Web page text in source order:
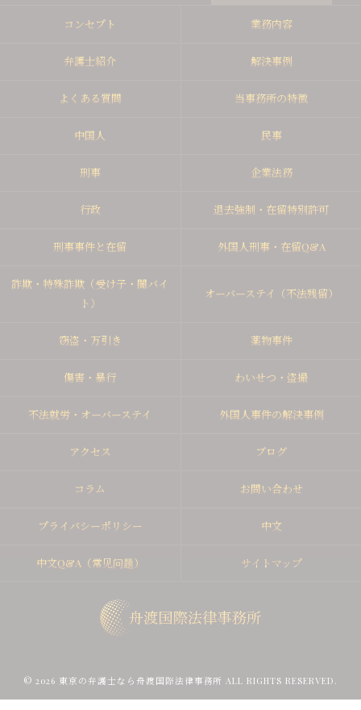
コンセプト 業務内容
弁護士紹介 解決事例
よくある質問 当事務所の特徴
中国人 民事
刑事 企業法務
行政 退去強制・在留特別許可
刑事事件と在留 外国人刑事・在留Q&A
詐欺・特殊詐欺（受け子・闇バイ
ト）
オーバーステイ（不法残留）
窃盗・万引き 薬物事件
傷害・暴行 わいせつ・盗撮
不法就労・オーバーステイ 外国人事件の解決事例
アクセス ブログ
コラム お問い合わせ
プライバシーポリシー 中文
中文Q&A（常见问题） サイトマップ
© 2026 東京の弁護士なら舟渡国際法律事務所 ALL RIGHTS RESERVED.